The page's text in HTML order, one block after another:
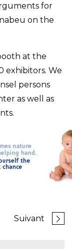
for
on the
at the
exhibitors. We
persons
as well as
Suivant